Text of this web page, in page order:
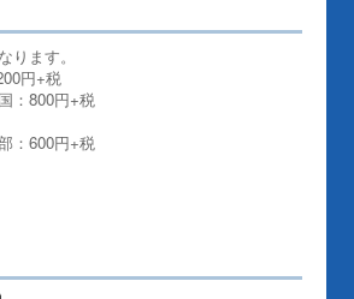
ります。
円+税
：800円+税
：600円+税